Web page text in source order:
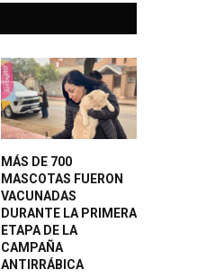
MÁS DE 700
MASCOTAS FUERON
VACUNADAS
DURANTE LA PRIMERA
ETAPA DE LA
CAMPAÑA
ANTIRRÁBICA